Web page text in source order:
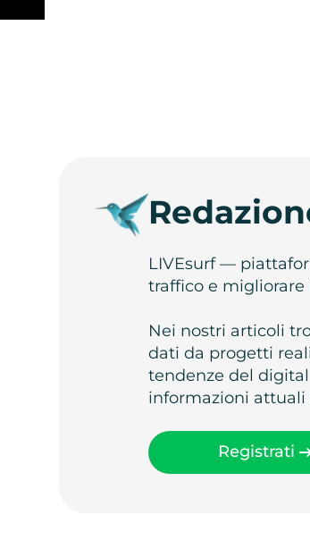
LIVEsurf —
traffico e
Nei nostri articoli
dati da progetti
tendenze del
informazioni attuali
Registrati